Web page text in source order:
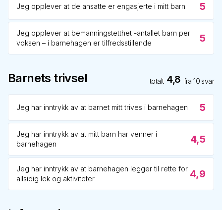
Jeg opplever at de ansatte er engasjerte i mitt barn 5
Jeg opplever at bemanningstetthet -antallet barn per
voksen – i barnehagen er tilfredsstillende
5
Barnets trivsel totalt 4,8 fra10 svar
Jeg har inntrykk av at barnet mitt trives i barnehagen 5
Jeg har inntrykk av at mitt barn har venner i
barnehagen
4,5
Jeg har inntrykk av at barnehagen legger til rette for
allsidig lek og aktiviteter
4,9